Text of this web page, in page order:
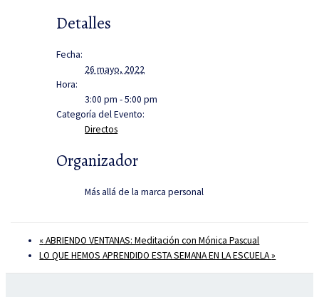
Detalles
Fecha:
26 mayo, 2022
Hora:
3:00 pm - 5:00 pm
Categoría del Evento:
Directos
Organizador
Más allá de la marca personal
«ABRIENDO VENTANAS: Meditación con Mónica Pascual
LO QUE HEMOS APRENDIDO ESTA SEMANA EN LA ESCUELA»